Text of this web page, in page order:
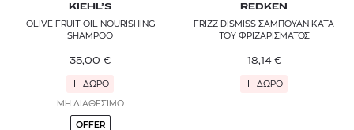
KIEHL’S
OLIVE FRUIT OIL NOURISHING
SHAMPOO
35,00 €
ΔΩΡΟ
ΜΗ ΔΙΑΘΕΣΙΜΟ
OFFER
REDKEN
FRIZZ DISMISS ΣΑΜΠΟΥΑΝ ΚΑΤΑ
ΤΟΥ ΦΡΙΖΑΡΙΣΜΑΤΟΣ
18,14 €
ΔΩΡΟ